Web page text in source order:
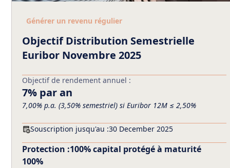
Générer un revenu régulier
Objectif Distribution Semestrielle
Euribor Novembre 2025
Objectif de rendement annuel :
7% par an
7,00% p.a. (3,50% semestriel) si Euribor 12M ≤ 2,50%
Souscription jusqu'au :30 December 2025
Protection :100% capital protégé à maturité
100%